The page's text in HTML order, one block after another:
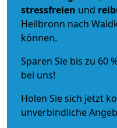
stressfreien und
Heilbronn nach
können.
Sparen Sie bis zu 60
bei uns!
Holen Sie sich jetzt
unverbindliche